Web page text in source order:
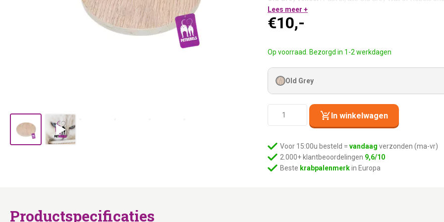
Gebruik bij Hang Round 1548 en Hang Square 1240:
Nette afwerking. Klopt gewoon.
Lees meer +
€10,-
Op voorraad. Bezorgd in 1-2 werkdagen
Old Grey
Old
Grey
In winkelwagen
Voor 15:00u besteld = vandaag verzonden (ma-vr)
2.000+ klantbeoordelingen 9,6/10
Beste krabpalenmerkin Europa
Productspecificaties